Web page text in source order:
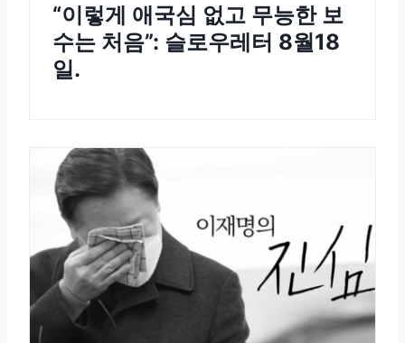
“이렇게 애국심 없고 무능한 보
수는 처음”: 슬로우레터 8월18
일.